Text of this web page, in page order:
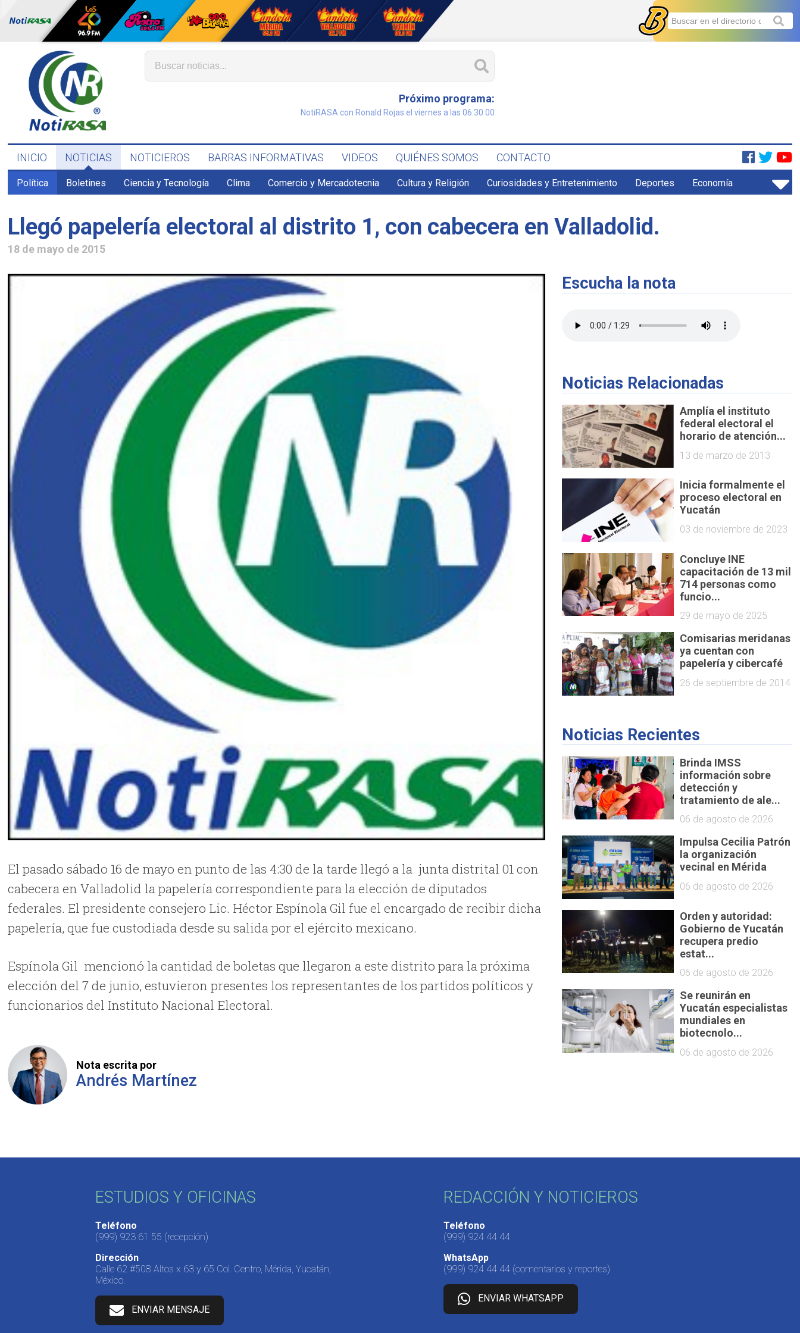
Próximo programa:
NotiRASA con Ronald Rojas el viernes a las 06:30:00
INICIO NOTICIAS NOTICIEROS BARRAS INFORMATIVAS VIDEOS QUIÉNES SOMOS CONTACTO
Política Boletines Ciencia y Tecnología Clima Comercio y Mercadotecnia Cultura y Religión Curiosidades y Entretenimiento Deportes Economía
Llegó papelería electoral al distrito 1, con cabecera en Valladolid.
18 de mayo de 2015
El pasado sábado 16 de mayo en punto de las 4:30 de la tarde llegó a la junta distrital 01 con
cabecera en Valladolid la papelería correspondiente para la elección de diputados
federales. El presidente consejero Lic. Héctor Espínola Gil fue el encargado de recibir dicha
papelería, que fue custodiada desde su salida por el ejército mexicano.
Espínola Gil mencionó la cantidad de boletas que llegaron a este distrito para la próxima
elección del 7 de junio, estuvieron presentes los representantes de los partidos políticos y
funcionarios del Instituto Nacional Electoral.
Nota escrita por
Andrés Martínez
Escucha la nota
Noticias Relacionadas
Amplía el instituto
federal electoral el
horario de atención...
13 de marzo de 2013
Inicia formalmente el
proceso electoral en
Yucatán
03 de noviembre de 2023
Concluye INE
capacitación de 13 mil
714 personas como
funcio...
29 de mayo de 2025
Comisarias meridanas
ya cuentan con
papelería y cibercafé
26 de septiembre de 2014
Noticias Recientes
Brinda IMSS
información sobre
detección y
tratamiento de ale...
06 de agosto de 2026
Impulsa Cecilia Patrón
la organización
vecinal en Mérida
06 de agosto de 2026
Orden y autoridad:
Gobierno de Yucatán
recupera predio
estat...
06 de agosto de 2026
Se reunirán en
Yucatán especialistas
mundiales en
biotecnolo...
06 de agosto de 2026
ESTUDIOS Y OFICINAS
Teléfono
(999) 923 61 55 (recepción)
Dirección
Calle 62 #508 Altos x 63 y 65 Col. Centro, Mérida, Yucatán,
México.
ENVIAR MENSAJE
REDACCIÓN Y NOTICIEROS
Teléfono
(999) 924 44 44
WhatsApp
(999) 924 44 44 (comentarios y reportes)
ENVIAR WHATSAPP